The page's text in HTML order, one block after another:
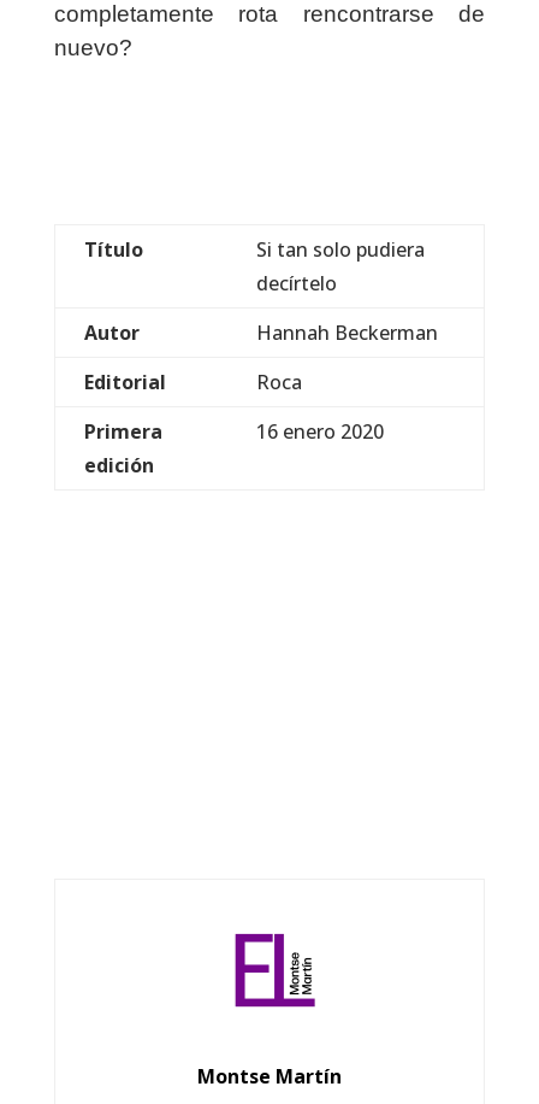
completamente rota rencontrarse de
nuevo?
Título
Si tan solo pudiera
decírtelo
Autor
Hannah Beckerman
Editorial
Roca
Primera
edición
16 enero 2020
Montse Martín